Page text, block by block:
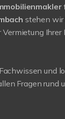
stehen wir
Vermietung Ihrer
und
Fragen rund